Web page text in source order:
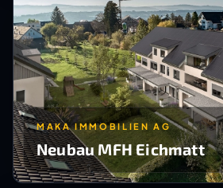
MAKA IMMOBILIEN AG
Neubau MFH Eichmatt